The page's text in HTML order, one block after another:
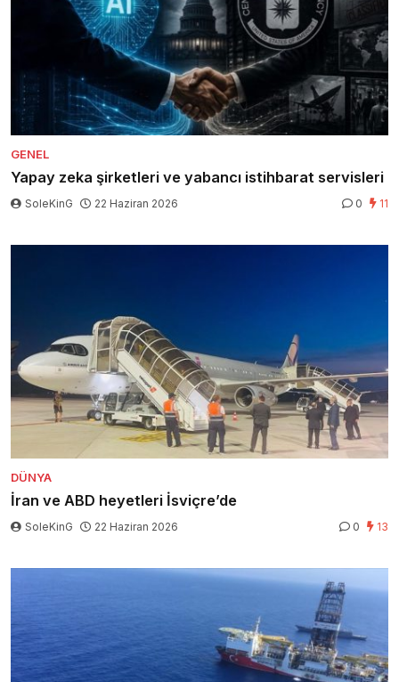
GENEL
Yapay zeka şirketleri ve yabancı istihbarat servisleri
SoleKinG 22 Haziran 2026 0 11
DÜNYA
İran ve ABD heyetleri İsviçre’de
SoleKinG 22 Haziran 2026 0 13